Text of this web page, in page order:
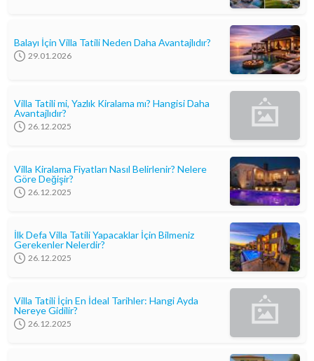
Balayı İçin Villa Tatili Neden Daha Avantajlıdır?
29.01.2026
Villa Tatili mi, Yazlık Kiralama mı? Hangisi Daha
Avantajlıdır?
26.12.2025
Villa Kiralama Fiyatları Nasıl Belirlenir? Nelere
Göre Değişir?
26.12.2025
İlk Defa Villa Tatili Yapacaklar İçin Bilmeniz
Gerekenler Nelerdir?
26.12.2025
Villa Tatili İçin En İdeal Tarihler: Hangi Ayda
Nereye Gidilir?
26.12.2025